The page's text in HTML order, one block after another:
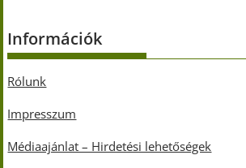
Információk
Rólunk
Impresszum
Médiaajánlat – Hirdetési lehetőségek